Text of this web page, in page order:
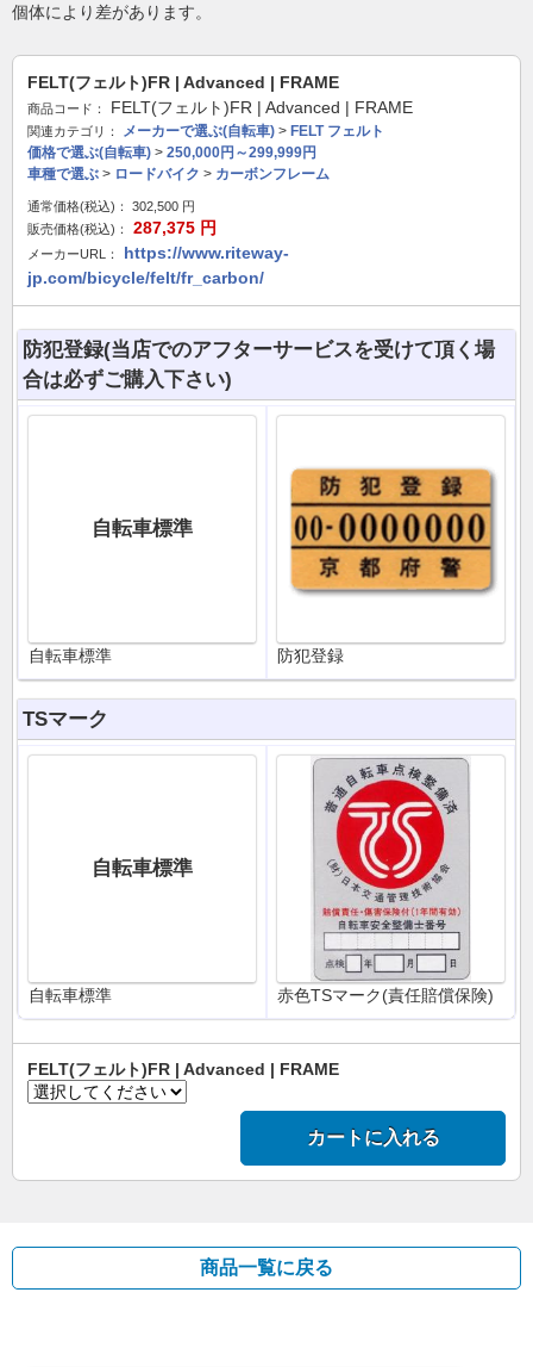
個体により差があります。
FELT(フェルト)FR | Advanced | FRAME
商品コード： FELT(フェルト)FR | Advanced | FRAME
関連カテゴリ： メーカーで選ぶ(自転車) > FELT フェルト
価格で選ぶ(自転車) > 250,000円～299,999円
車種で選ぶ > ロードバイク > カーボンフレーム
通常価格(税込)： 302,500 円
販売価格(税込)：
287,375 円
メーカーURL：
https://www.riteway-
jp.com/bicycle/felt/fr_carbon/
防犯登録(当店でのアフターサービスを受けて頂く場
合は必ずご購入下さい)
自転車標準
自転車標準 防犯登録
TSマーク
自転車標準
自転車標準 赤色TSマーク(責任賠償保険)
FELT(フェルト)FR | Advanced | FRAME
カートに入れる
商品一覧に戻る